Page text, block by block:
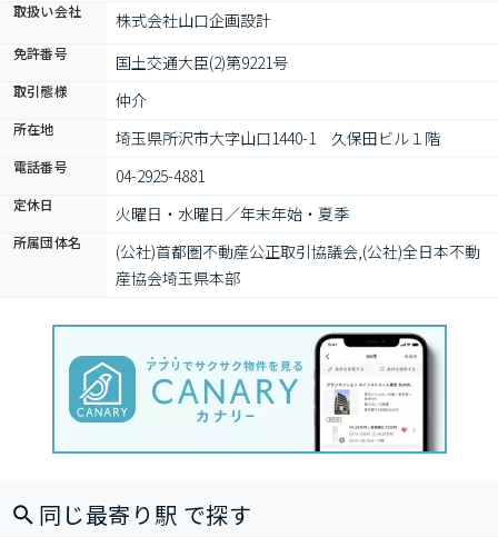
取扱い会社 株式会社山口企画設計
免許番号 国土交通大臣(2)第9221号
取引態様 仲介
所在地 埼玉県所沢市大字山口1440-1　久保田ビル１階
電話番号 04-2925-4881
定休日 火曜日・水曜日／年末年始・夏季
所属団体名
(公社)首都圏不動産公正取引協議会,(公社)全日本不動
産協会埼玉県本部
同じ最寄り駅 で探す